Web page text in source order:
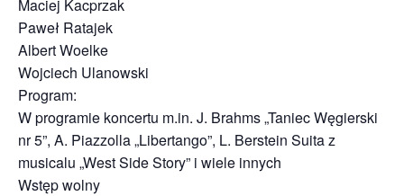
Maciej Kacprzak
Paweł Ratajek
Albert Woelke
Wojciech Ulanowski
Program:
W programie koncertu m.in. J. Brahms „Taniec Węgierski
nr 5”, A. Piazzolla „Libertango”, L. Berstein Suita z
musicalu „West Side Story” i wiele innych
Wstęp wolny